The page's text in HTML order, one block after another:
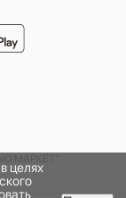
целях